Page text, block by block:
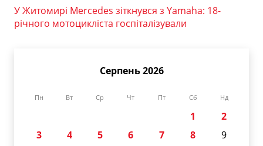
У Житомирі Mercedes зіткнувся з Yamaha: 18-
річного мотоцикліста госпіталізували
Серпень 2026
Пн Вт Ср Чт Пт Сб Нд
1
2
3
4 5 6 7 8
9